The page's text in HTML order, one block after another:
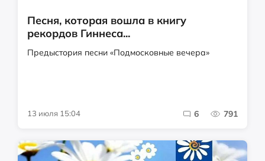
Песня, которая вошла в книгу
рекордов Гиннеса...
Предыстория песни «Подмосковные вечера»
13 июля 15:04 6 791